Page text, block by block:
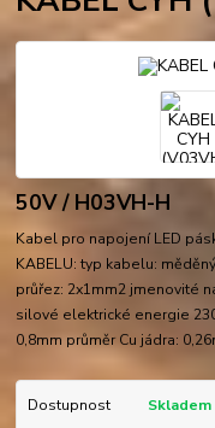
50V / H03VH-H
Kabel pro napojení LED
KABELU: typ kabelu:
průřez: 2x1mm2 jmenovité
silové elektrické energie
0,8mm průměr Cu jádra:
Dostupnost
Skladem